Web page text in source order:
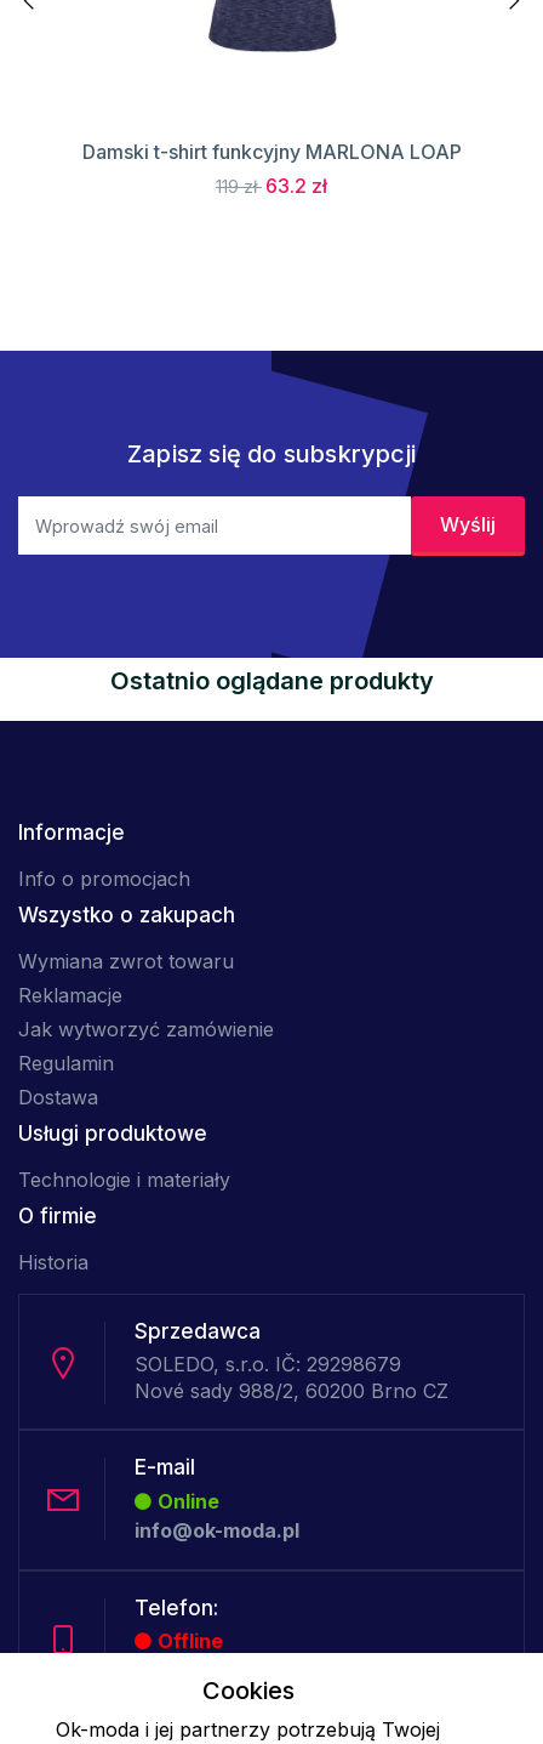
Damski t-shirt funkcyjny MARLONA LOAP
119 zł 63.2 zł
Zapisz się do subskrypcji
Ostatnio oglądane produkty
Informacje
Info o promocjach
Wszystko o zakupach
Wymiana zwrot towaru
Reklamacje
Jak wytworzyć zamówienie
Regulamin
Dostawa
Usługi produktowe
Technologie i materiały
O firmie
Historia
Sprzedawca
SOLEDO, s.r.o. IČ: 29298679
Nové sady 988/2, 60200 Brno CZ
E-mail
Online
info@ok-moda.pl
Telefon:
Offline
Cookies
Ok-moda i jej partnerzy potrzebują Twojej